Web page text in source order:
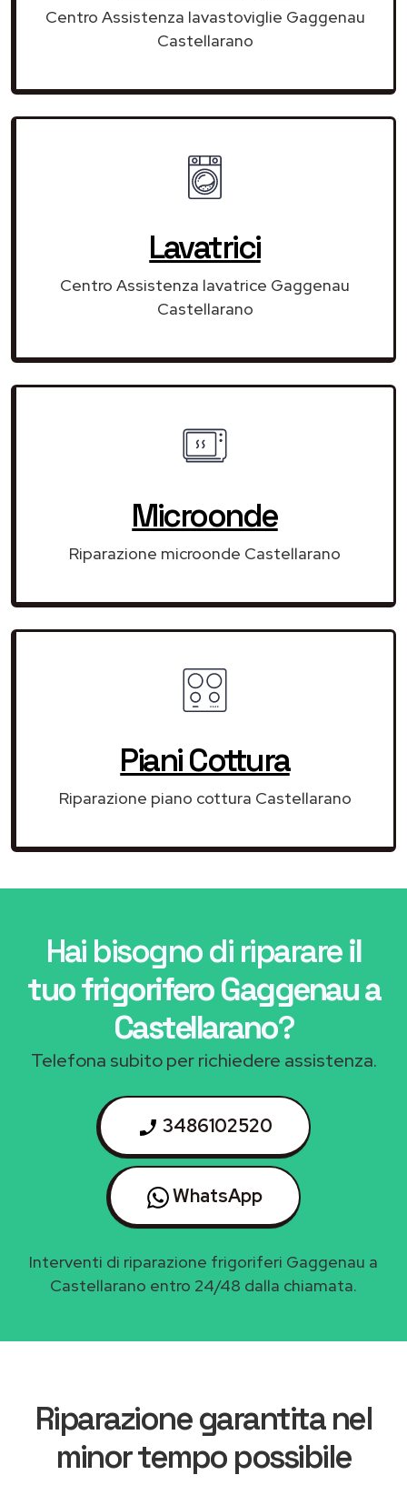
Centro Assistenza lavastoviglie Gaggenau
Castellarano
Lavatrici
Centro Assistenza lavatrice Gaggenau
Castellarano
Microonde
Riparazione microonde Castellarano
Piani Cottura
Riparazione piano cottura Castellarano
Hai bisogno di riparareil
tuo frigorifero Gaggenau a
Castellarano?
Telefona subito per richiedere assistenza.
3486102520
WhatsApp
Interventi di riparazione frigoriferi Gaggenau a
Castellarano entro 24/48 dalla chiamata.
Riparazione garantita nel
minor tempo possibile